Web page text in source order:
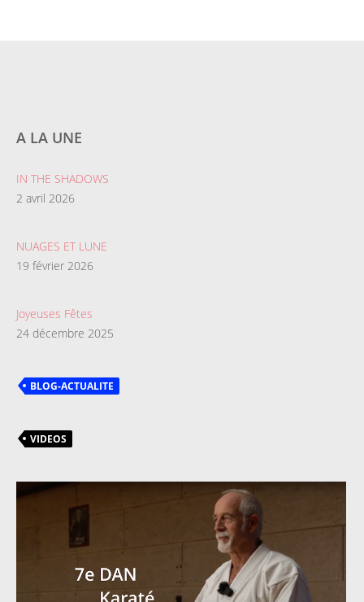
A LA UNE
IN THE SHADOWS
2 avril 2026
NUAGES ET LUNE
19 février 2026
Joyeuses Fêtes
24 décembre 2025
BLOG-ACTUALITE
VIDEOS